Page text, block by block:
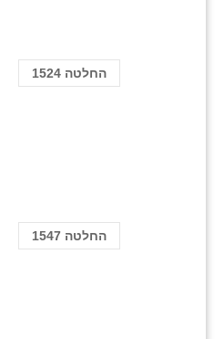
החלטה 1524
החלטה 1547